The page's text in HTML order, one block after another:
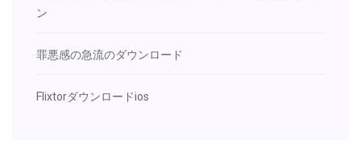
ン
罪悪感の急流のダウンロード
Flixtorダウンロードios